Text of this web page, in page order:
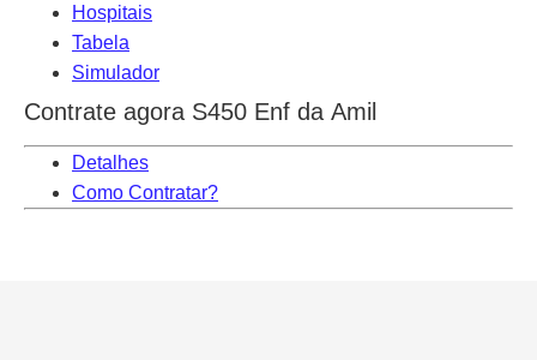
Hospitais
Tabela
Simulador
Contrate agora S450 Enf da Amil
Detalhes
Como Contratar?